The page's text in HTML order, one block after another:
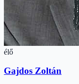
élő
Gajdos Zoltán